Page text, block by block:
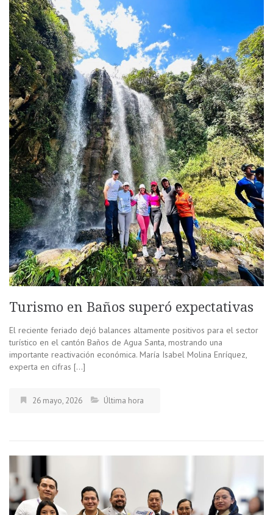
Turismo en Baños superó expectativas
El reciente feriado dejó balances altamente positivos para el sector
turístico en el cantón Baños de Agua Santa, mostrando una
importante reactivación económica. María Isabel Molina Enríquez,
experta en cifras […]
26 mayo, 2026 Última hora